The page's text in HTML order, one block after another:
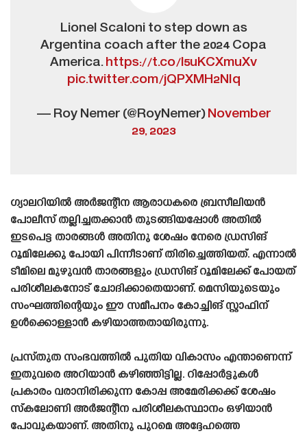
Lionel Scaloni to step down as
Argentina coach after the 2024 Copa
America.https://t.co/l5uKCXmuXv
pic.twitter.com/jQPXMH2NIq
— Roy Nemer (@RoyNemer)November
29, 2023
ഗ്യാലറിയിൽ അർജന്റീന ആരാധകരെ ബ്രസീലിയൻ
പോലീസ് തല്ലിച്ചതക്കാൻ തുടങ്ങിയപ്പോൾ അതിൽ
ഇടപെട്ട താരങ്ങൾ അതിനു ശേഷം നേരെ ഡ്രസിങ്
റൂമിലേക്കു പോയി പിന്നീടാണ് തിരിച്ചെത്തിയത്. എന്നാൽ
ടീമിലെ മുഴുവൻ താരങ്ങളും ഡ്രസിങ് റൂമിലേക്ക് പോയത്
പരിശീലകനോട് ചോദിക്കാതെയാണ്. മെസിയുടെയും
സംഘത്തിന്റെയും ഈ സമീപനം കോച്ചിങ് സ്റ്റാഫിന്
ഉൾക്കൊള്ളാൻ കഴിയാത്തതായിരുന്നു.
പ്രസ്‌തുത സംഭവത്തിൽ പുതിയ വികാസം എന്താണെന്ന്
ഇതുവരെ അറിയാൻ കഴിഞ്ഞിട്ടില്ല. റിപ്പോർട്ടുകൾ
പ്രകാരം വരാനിരിക്കുന്ന കോപ്പ അമേരിക്കക്ക് ശേഷം
സ്‌കലോണി അർജന്റീന പരിശീലകസ്ഥാനം ഒഴിയാൻ
പോവുകയാണ്. അതിനു പുറമെ അദ്ദേഹത്തെ